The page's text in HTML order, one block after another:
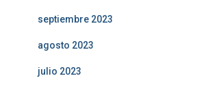
septiembre 2023
agosto 2023
julio 2023